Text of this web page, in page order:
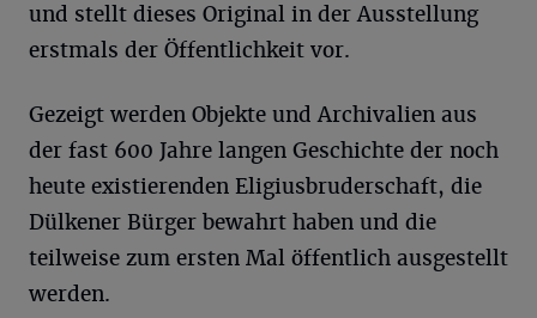
und stellt dieses Original in der Ausstellung
erstmals der Öffentlichkeit vor.
Gezeigt werden Objekte und Archivalien aus
der fast 600 Jahre langen Geschichte der noch
heute existierenden Eligiusbruderschaft, die
Dülkener Bürger bewahrt haben und die
teilweise zum ersten Mal öffentlich ausgestellt
werden.